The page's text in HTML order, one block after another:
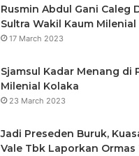
Rusmin Abdul Gani Caleg
Sultra Wakil Kaum Milenial
17 March 2023
Sjamsul Kadar Menang di
Milenial Kolaka
23 March 2023
Jadi Preseden Buruk,
Vale Tbk Laporkan Ormas